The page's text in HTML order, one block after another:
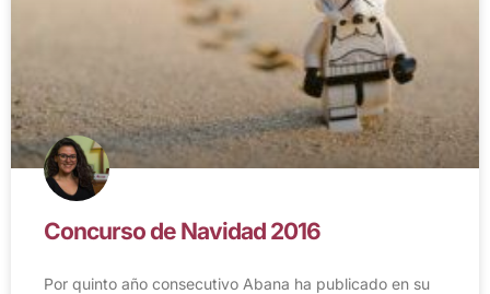
Concurso de Navidad 2016
Por quinto año consecutivo Abana ha publicado en su